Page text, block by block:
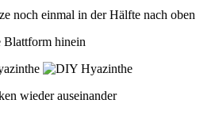
noch einmal in der Hälfte nach oben
Blattform hinein
wieder auseinander